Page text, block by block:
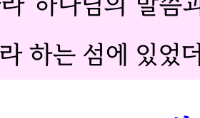
하는 섬에 있었